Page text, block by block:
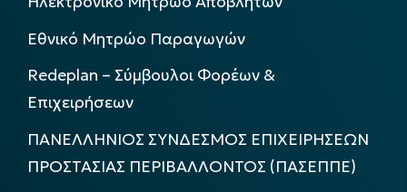
Εθνικό Μητρώο Παραγωγών
Redeplan – Σύμβουλοι Φορέων &
Επιχειρήσεων
ΠΑΝΕΛΛΗΝΙΟΣ ΣΥΝΔΕΣΜΟΣ ΕΠΙΧΕΙΡΗΣΕΩΝ
ΠΡΟΣΤΑΣΙΑΣ ΠΕΡΙΒΑΛΛΟΝΤΟΣ (ΠΑΣΕΠΠΕ)